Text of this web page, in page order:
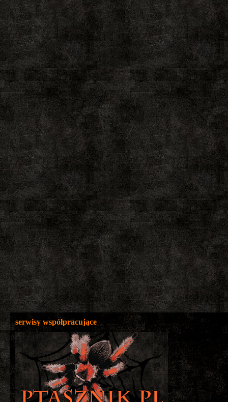
serwisy współpracujące